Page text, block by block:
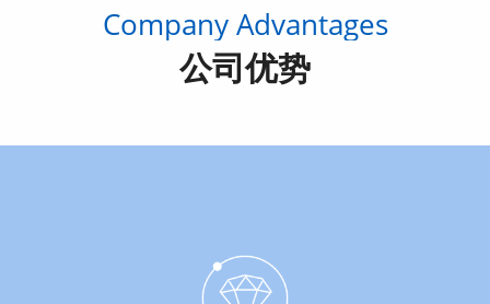
公司优势
Company Advantages